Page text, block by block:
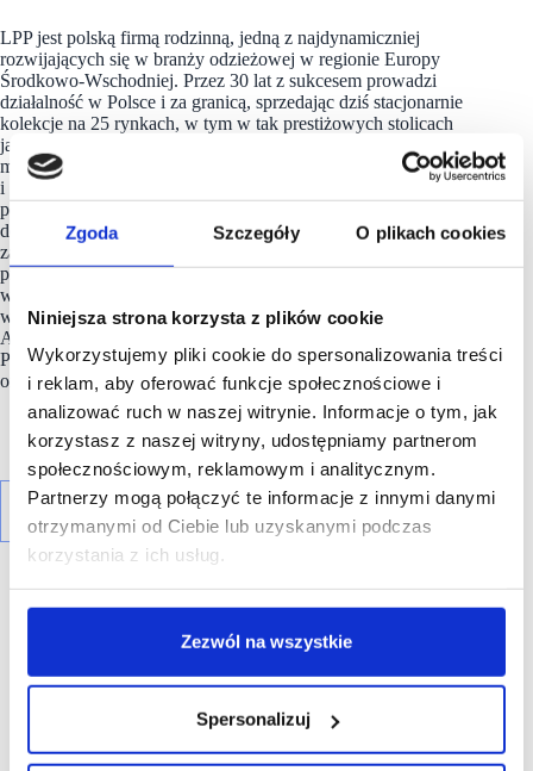
Zgoda Szczegóły O plikach cookies
Niniejsza strona korzysta z plików cookie
Wykorzystujemy pliki cookie do spersonalizowania treści
i reklam, aby oferować funkcje społecznościowe i
analizować ruch w naszej witrynie. Informacje o tym, jak
korzystasz z naszej witryny, udostępniamy partnerom
społecznościowym, reklamowym i analitycznym.
Partnerzy mogą połączyć te informacje z innymi danymi
otrzymanymi od Ciebie lub uzyskanymi podczas
korzystania z ich usług.
Zezwól na wszystkie
Spersonalizuj
LPP jest polską firmą rodzinną, jedną z najdynamiczniej
rozwijających się w branży odzieżowej w regionie Europy
Środkowo-Wschodniej. Przez 30 lat z sukcesem prowadzi
działalność w Polsce i za granicą, sprzedając dziś stacjonarnie
kolekcje na 25 rynkach, w tym w tak prestiżowych stolicach
jak Londyn, Berlin, Tel Awiw czy Moskwa. LPP zarządza 5
markami modowymi: Reserved, Cropp, House, Mohito
i Sinsay. Posiada sieć ponad 1800 salonów sprzedaży o łącznej
powierzchni 1,4 mln mkw. Oferta online kolekcji marek
dostępna jest na 30 rynkach. W oparciu o globalną sieć
zaopatrzenia, polski producent odzieży dystrybuuje rocznie
przeszło 259 mln sztuk odzieży na 3 kontynenty. LPP pełni też
ważną rolę tworząc miejsca pracy dla blisko 22 tys. osób
w biurach i strukturach sprzedaży w Polsce, krajach Europy,
Azji i Afryki. Spółka jest notowana na warszawskiej Giełdzie
Papierów Wartościowych w ramach indeksu WIG20
oraz należy do prestiżowego indeksu MSCI Poland.
R E K L A M A